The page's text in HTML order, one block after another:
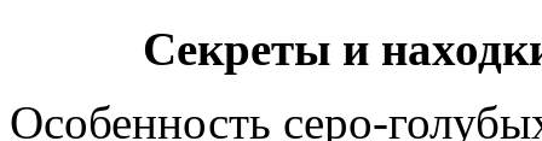
Секреты и
Особенность серо-